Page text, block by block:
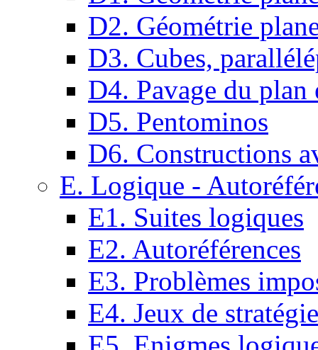
D2. Géométrie
D3. Cubes,
D4. Pavage du plan
D5. Pentominos
D6. Constructions
E. Logique -
E1. Suites logiques
E2. Autoréférences
E3. Problèmes
E4. Jeux de stratégie